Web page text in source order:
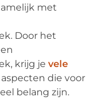
met
Door het
krijg je vele
die voor
belang zijn.